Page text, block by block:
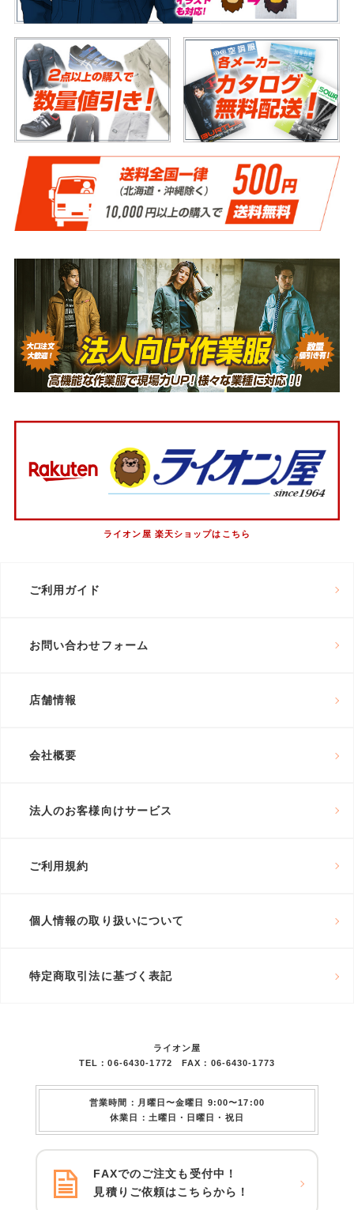
ライオン屋 楽天ショップはこちら
ご利用ガイド
お問い合わせフォーム
店舗情報
会社概要
法人のお客様向けサービス
ご利用規約
個人情報の取り扱いについて
特定商取引法に基づく表記
ライオン屋
TEL：06-6430-1772 FAX：06-6430-1773
営業時間：月曜日〜金曜日 9:00〜17:00
休業日：土曜日・日曜日・祝日
FAXでのご注文も受付中！
見積りご依頼はこちらから！